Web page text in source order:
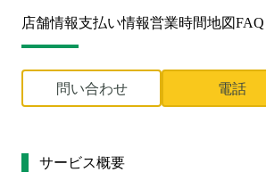
店舗情報支払い情報営業時間地図FAQ
問い合わせ 電話
サービス概要